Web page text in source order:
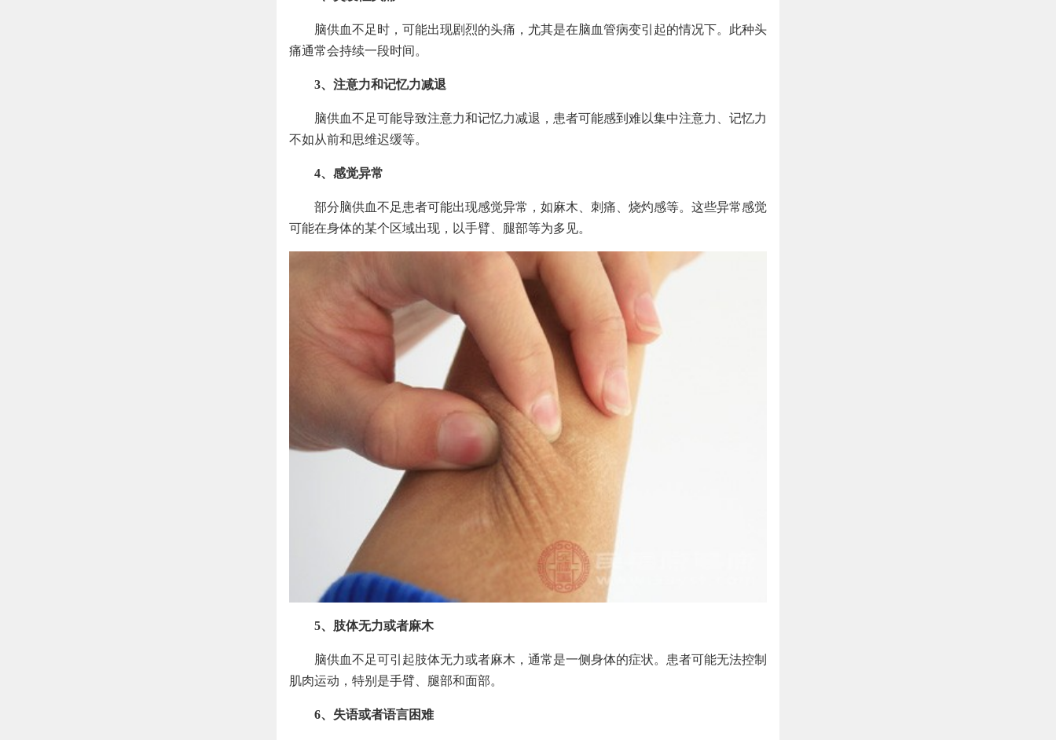
脑供血不足时，可能出现剧烈的头痛，尤其是在脑血管病变引起的情况下。此种头
痛通常会持续一段时间。
3、注意力和记忆力减退
脑供血不足可能导致注意力和记忆力减退，患者可能感到难以集中注意力、记忆力
不如从前和思维迟缓等。
4、感觉异常
部分脑供血不足患者可能出现感觉异常，如麻木、刺痛、烧灼感等。这些异常感觉
可能在身体的某个区域出现，以手臂、腿部等为多见。
5、肢体无力或者麻木
脑供血不足可引起肢体无力或者麻木，通常是一侧身体的症状。患者可能无法控制
肌肉运动，特别是手臂、腿部和面部。
6、失语或者语言困难